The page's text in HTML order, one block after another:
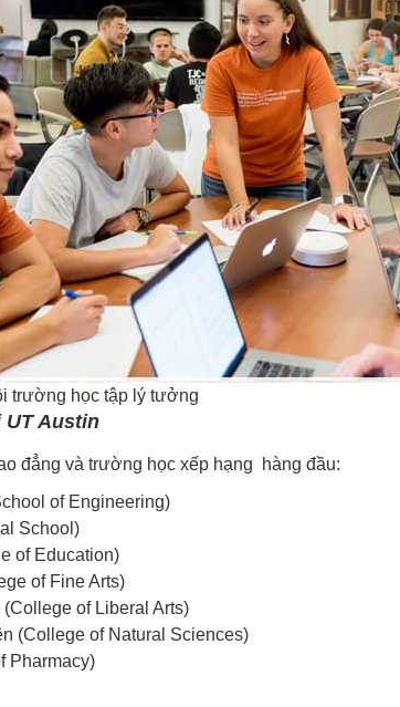
trường học tập lý tưởng
Austin
đẳng và trường học xếp hạng hàng đầu:
of Engineering)
School)
of Education)
of Fine Arts)
of Liberal Arts)
(College of Natural Sciences)
Pharmacy)